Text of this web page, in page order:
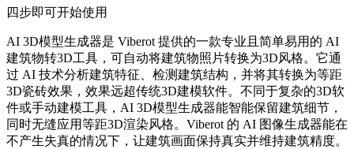
四步即可开始使用
AI 3D模型生成器是 Viberot 提供的一款专业且简单易用的 AI
建筑物转3D工具，可自动将建筑物照片转换为3D风格。它通
过 AI 技术分析建筑特征、检测建筑结构，并将其转换为等距
3D瓷砖效果，效果远超传统3D建模软件。不同于复杂的3D软
件或手动建模工具，AI 3D模型生成器能智能保留建筑细节，
同时无缝应用等距3D渲染风格。Viberot 的 AI 图像生成器能在
不产生失真的情况下，让建筑画面保持真实并维持建筑精度。